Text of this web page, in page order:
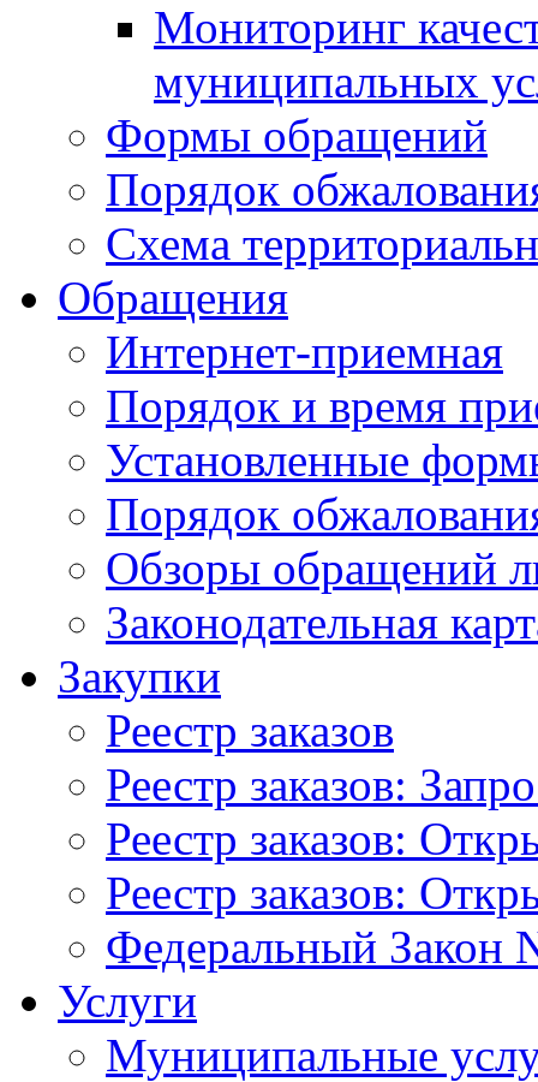
Мониторинг
муниципальных
Формы обращений
Порядок
Схема
Обращения
Интернет-приемная
Порядок и время
Установленные
Порядок
Обзоры обращений
Законодательная
Закупки
Реестр заказов
Реестр заказов:
Реестр заказов:
Реестр заказов:
Федеральный Закон
Услуги
Муниципальные